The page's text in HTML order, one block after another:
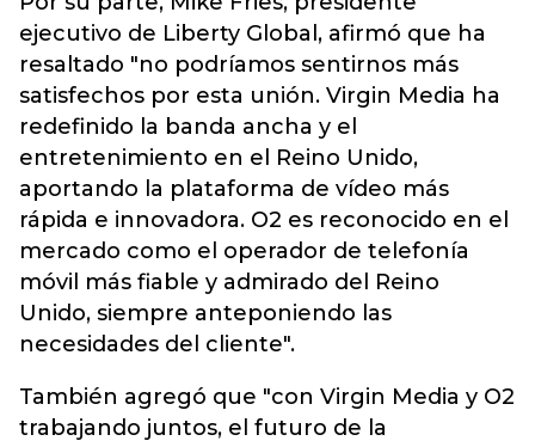
ejecutivo de Liberty Global, afirmó que ha
resaltado "no podríamos sentirnos más
satisfechos por esta unión. Virgin Media ha
redefinido la banda ancha y el
entretenimiento en el Reino Unido,
aportando la plataforma de vídeo más
rápida e innovadora. O2 es reconocido en el
mercado como el operador de telefonía
móvil más fiable y admirado del Reino
Unido, siempre anteponiendo las
necesidades del cliente".
También agregó que "con Virgin Media y O2
trabajando juntos, el futuro de la